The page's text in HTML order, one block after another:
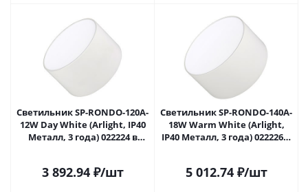
Светильник SP-RONDO-120A-
12W Day White (Arlight, IP40
Металл, 3 года) 022224 в
3 892.94₽/шт
Светильник SP-RONDO-140A-
18W Warm White (Arlight,
IP40 Металл, 3 года) 022226 в
5 012.74₽/шт